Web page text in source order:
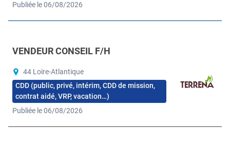
Publiée le 06/08/2026
VENDEUR CONSEIL F/H
44 Loire-Atlantique
CDD (public, privé, intérim, CDD de mission,
contrat aidé, VRP, vacation…)
Publiée le 06/08/2026